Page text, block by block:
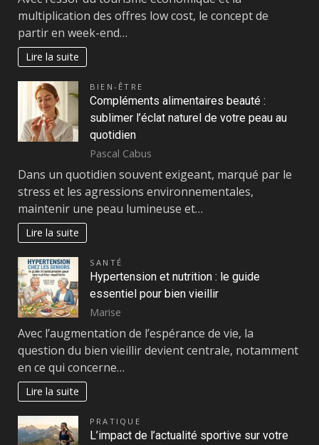
multiplication des offres low cost, le concept de
partir en week-end…
Lire la suite
BIEN-ÊTRE
Compléments alimentaires beauté :
sublimer l’éclat naturel de votre peau au
quotidien
Pascal Cabus
Dans un quotidien souvent exigeant, marqué par le
stress et les agressions environnementales,
maintenir une peau lumineuse et…
Lire la suite
SANTÉ
Hypertension et nutrition : le guide
essentiel pour bien vieillir
Marise
Avec l’augmentation de l’espérance de vie, la
question du bien vieillir devient centrale, notamment
en ce qui concerne…
Lire la suite
PRATIQUE
L’impact de l’actualité sportive sur votre